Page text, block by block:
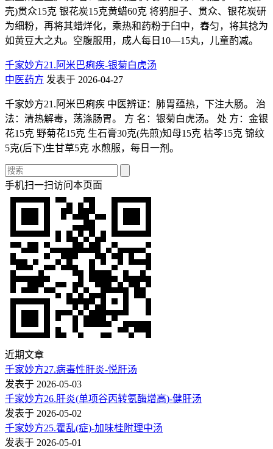
壳)贯众15克 银花炭15克黄蜡60克 将鸦胆子、贯众、银花炭研
为细粉，再将其蜡烊化，乘热和药粉于臼中，舂匀，将其捻为
如黄豆大之丸。空腹服用，成人每日10—15丸，儿童酌减。
千家妙方21.阿米巴痢疾-银菊白虎汤
中医药方 发表于 2026-04-27
千家妙方21.阿米巴痢疾 中医辨证：肺胃蕴热，下注大肠。 治
法：清热解毒，荡涤肠胃。 方 名：银菊白虎汤。 处 方：金银
花15克 野菊花15克 生石膏30克(先煎)知母15克 枯芩15克 锦纹
5克(后下)生甘草5克 水煎服，每日一剂。
手机扫一扫访问本页面
近期文章
千家妙方27.病毒性肝炎-悦肝汤
发表于 2026-05-03
千家妙方26.肝炎(单项谷丙转氨酶增高)-健肝汤
发表于 2026-05-02
千家妙方25.霍乱(症)-加味桂附理中汤
发表于 2026-05-01